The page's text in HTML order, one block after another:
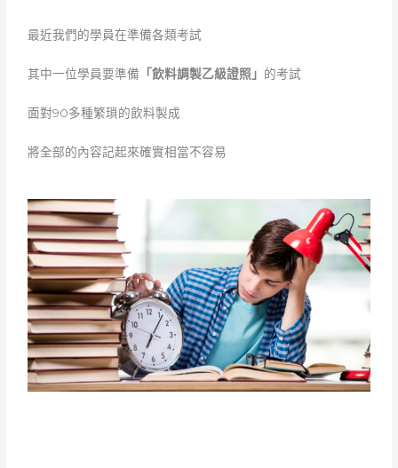
最近我們的學員在準備各類考試
其中一位學員要準備 「飲料調製乙級證照」 的考試
面對90多種繁瑣的飲料製成
將全部的內容記起來確實相當不容易